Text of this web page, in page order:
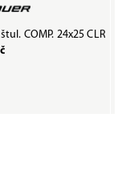
COMP. 24x25 CLR